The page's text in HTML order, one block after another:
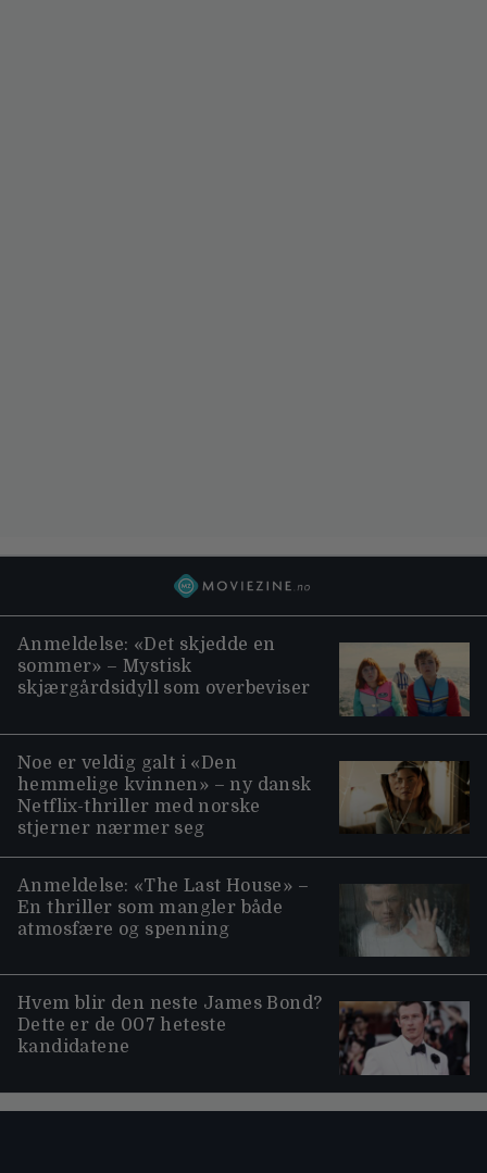
Anmeldelse: «Det skjedde en
sommer» – Mystisk
skjærgårdsidyll som overbeviser
Noe er veldig galt i «Den
hemmelige kvinnen» – ny dansk
Netflix-thriller med norske
stjerner nærmer seg
Anmeldelse: «The Last House» –
En thriller som mangler både
atmosfære og spenning
Hvem blir den neste James Bond?
Dette er de 007 heteste
kandidatene